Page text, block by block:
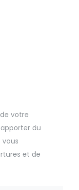
votre
du
vous
et de